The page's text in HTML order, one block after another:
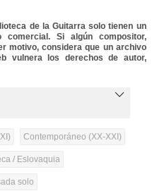
de la Guitarra solo tienen un
Si algún compositor,
motivo, considera que un archivo
vulnera los derechos de autor,
Contemporáneo (XX-XXI)
/ Eslovaquia
solo